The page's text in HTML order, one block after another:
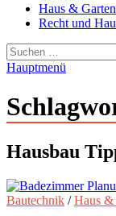
Haus & Garten
Recht und
Suchen
nach:
Hauptmenü
Hausbau
Bautechnik /Haus &